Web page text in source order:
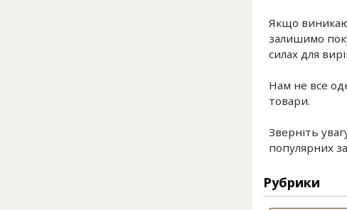
Якщо
залишимо
силах для
Нам не все
товари.
Зверніть
популярних
Рубрики